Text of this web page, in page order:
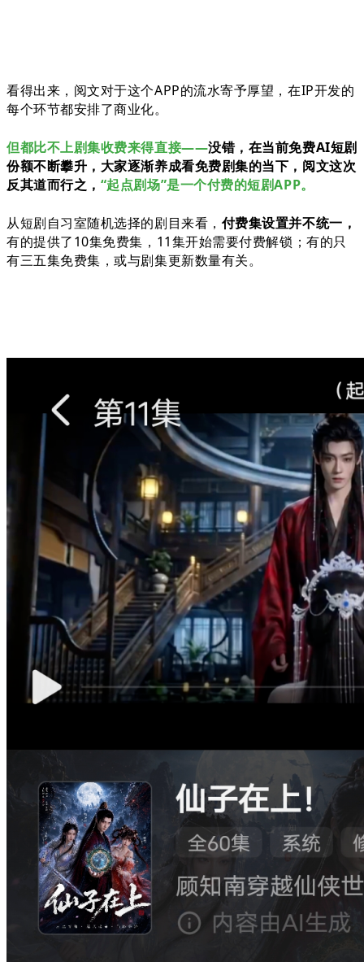
看得出来，阅文对于这个APP的流水寄予厚望，在IP开发的
每个环节都安排了商业化。
但都比不上剧集收费来得直接——没错，在当前免费AI短剧
份额不断攀升，大家逐渐养成看免费剧集的当下，阅文这次
反其道而行之， “起点剧场”是一个付费的短剧APP。
从短剧自习室随机选择的剧目来看， 付费集设置并不统一，
有的提供了10集免费集，11集开始需要付费解锁；有的只
有三五集免费集，或与剧集更新数量有关。